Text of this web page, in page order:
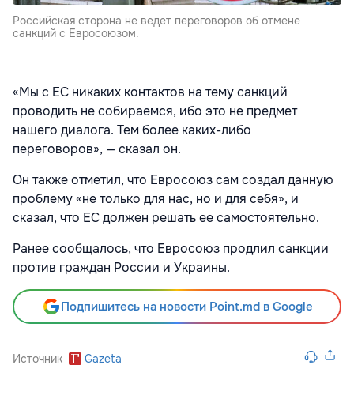
Российская сторона не ведет переговоров об отмене
санкций с Евросоюзом.
«Мы с ЕС никаких контактов на тему санкций
проводить не собираемся, ибо это не предмет
нашего диалога. Тем более каких-либо
переговоров», — сказал он.
Он также отметил, что Евросоюз сам создал данную
проблему «не только для нас, но и для себя», и
сказал, что ЕС должен решать ее самостоятельно.
Ранее сообщалось, что Евросоюз продлил санкции
против граждан России и Украины.
Подпишитесь на новости Point.md в Google
Источник Gazeta